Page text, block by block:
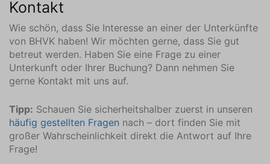
Bar (10,2)
Wald (16,5)
Stadtzentrum (2,8)
Tauchgeschäft (2,8)
Fahrrad-Shop (0,9)
Golfplatz (14,8)
Kite-Surf Shop (7,4)
Flughafen (74,2)
Reitschule (10,7)
Kontakt
Wie schön, dass Sie Interesse an einer der Unterkünfte
von BHVK haben! Wir möchten gerne, dass Sie gut
betreut werden. Haben Sie eine Frage zu einer
Unterkunft oder Ihrer Buchung? Dann nehmen Sie
gerne Kontakt mit uns auf.
Tipp: Schauen Sie sicherheitshalber zuerst in unseren
häufig gestellten Fragen nach – dort finden Sie mit
großer Wahrscheinlichkeit direkt die Antwort auf Ihre
Frage!